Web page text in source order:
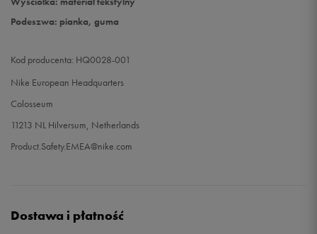
Podeszwa: pianka, guma
Kod producenta: HQ0028-001
Nike European Headquarters
Colosseum
11213 NL Hilversum, Netherlands
Product.Safety.EMEA@nike.com
Dostawa i płatność